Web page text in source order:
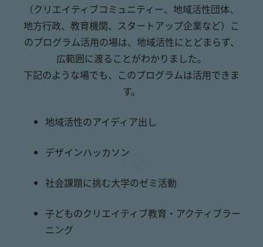
（クリエイティブコミュニティー、地域活性団体、
地方行政、教育機関、スタートアップ企業など）こ
のプログラム活用の場は、地域活性にとどまらず、
広範囲に渡ることがわかりました。
下記のような場でも、このプログラムは活用できま
す。
地域活性のアイディア出し
デザインハッカソン
社会課題に挑む大学のゼミ活動
子どものクリエイティブ教育・アクティブラー
ニング